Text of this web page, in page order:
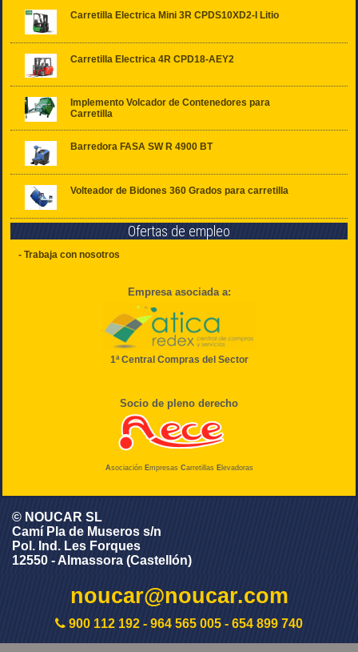
Carretilla Electrica Mini 3R CPDS10XD2-I Litio
Carretilla Electrica 4R CPD18-AEY2
Implemento Volcador de Contenedores para
Carretilla
Barredora FASA SW R 4900 BT
Volteador de Bidones 360 Grados para carretilla
Ofertas de empleo
- Trabaja con nosotros
Empresa asociada a:
1ª Central Compras del Sector
Socio de pleno derecho
Asociación Empresas Carretillas Elevadoras
© NOUCAR SL
Camí Pla de Museros s/n
Pol. Ind. Les Forques
12550 - Almassora (Castellón)
noucar@noucar.com
900 112 192 - 964 565 005 - 654 899 740